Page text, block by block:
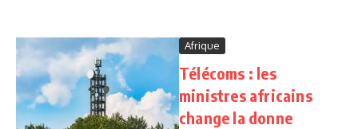
Afrique
Télécoms : les
ministres africains
change la donne